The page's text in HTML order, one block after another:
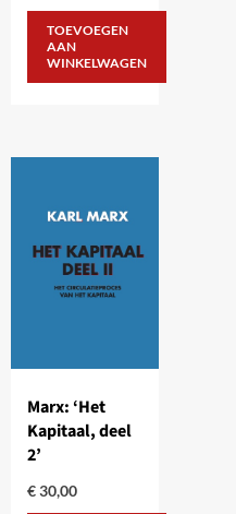
TOEVOEGEN
AAN
WINKELWAGEN
Marx: ‘Het
Kapitaal, deel
2’
€30,00